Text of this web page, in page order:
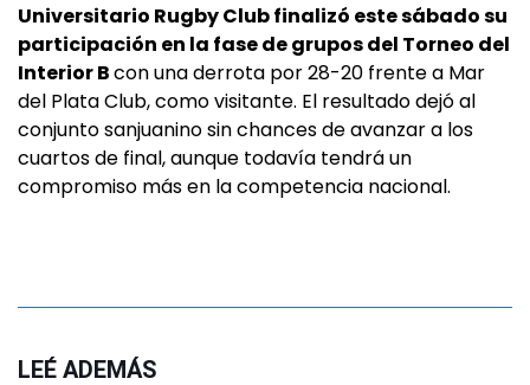
Universitario Rugby Club finalizó este sábado su
participación en la fase de grupos del Torneo del
Interior Bcon una derrota por 28-20 frente a Mar
del Plata Club, como visitante. El resultado dejó al
conjunto sanjuanino sin chances de avanzar a los
cuartos de final, aunque todavía tendrá un
compromiso más en la competencia nacional.
LEÉ ADEMÁS